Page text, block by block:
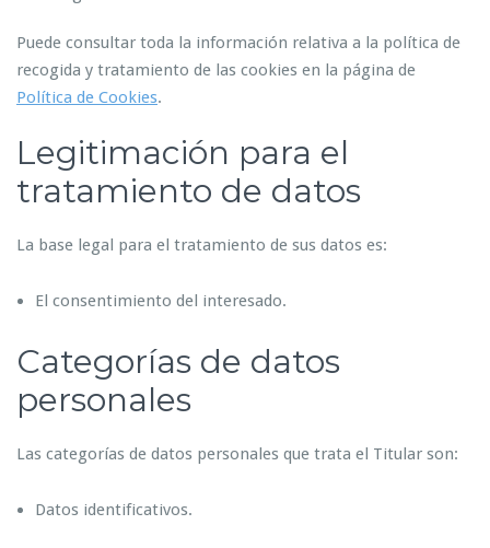
Puede consultar toda la información relativa a la política de
recogida y tratamiento de las cookies en la página de
Política de Cookies.
Legitimación para el
tratamiento de datos
La base legal para el tratamiento de sus datos es:
El consentimiento del interesado.
Categorías de datos
personales
Las categorías de datos personales que trata el Titular son:
Datos identificativos.